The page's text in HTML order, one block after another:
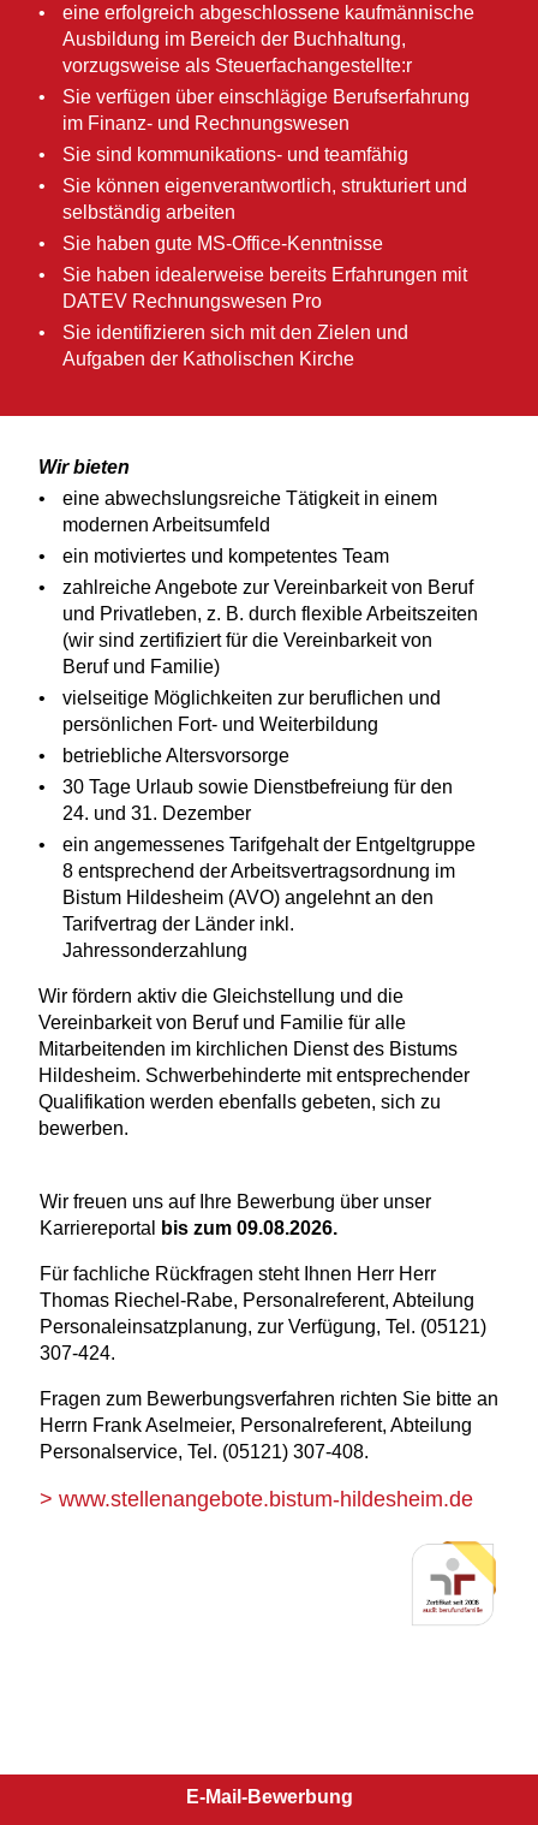
eine erfolgreich abgeschlossene kaufmännische
Ausbildung im Bereich der Buchhaltung,
vorzugsweise als Steuerfachangestellte:r
Sie verfügen über einschlägige Berufserfahrung
im Finanz- und Rechnungswesen
Sie sind kommunikations- und teamfähig
Sie können eigenverantwortlich, strukturiert und
selbständig arbeiten
Sie haben gute MS-Office-Kenntnisse
Sie haben idealerweise bereits Erfahrungen mit
DATEV Rechnungswesen Pro
Sie identifizieren sich mit den Zielen und
Aufgaben der Katholischen Kirche
Wir bieten
eine abwechslungsreiche Tätigkeit in einem
modernen Arbeitsumfeld
ein motiviertes und kompetentes Team
zahlreiche Angebote zur Vereinbarkeit von Beruf
und Privatleben, z. B. durch flexible Arbeitszeiten
(wir sind zertifiziert für die Vereinbarkeit von
Beruf und Familie)
vielseitige Möglichkeiten zur beruflichen und
persönlichen Fort- und Weiterbildung
betriebliche Altersvorsorge
30 Tage Urlaub sowie Dienstbefreiung für den
24. und 31. Dezember
ein angemessenes Tarifgehalt der Entgeltgruppe
8 entsprechend der Arbeitsvertragsordnung im
Bistum Hildesheim (AVO) angelehnt an den
Tarifvertrag der Länder inkl.
Jahressonderzahlung
Wir fördern aktiv die Gleichstellung und die
Vereinbarkeit von Beruf und Familie für alle
Mitarbeitenden im kirchlichen Dienst des Bistums
Hildesheim. Schwerbehinderte mit entsprechender
Qualifikation werden ebenfalls gebeten, sich zu
bewerben.
Wir freuen uns auf Ihre Bewerbung über unser
Karriereportal
bis zum 09.08.2026.
Für fachliche Rückfragen steht Ihnen Herr Herr
Thomas Riechel-Rabe, Personalreferent, Abteilung
Personaleinsatzplanung, zur Verfügung, Tel. (05121)
307-424.
Fragen zum Bewerbungsverfahren richten Sie bitte an
Herrn Frank Aselmeier, Personalreferent, Abteilung
Personalservice, Tel. (05121) 307-408.
> www.stellenangebote.bistum-hildesheim.de
E-Mail-Bewerbung